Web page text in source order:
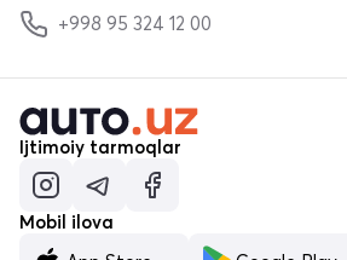
+998 95 324 12 00
Ijtimoiy tarmoqlar
Mobil ilova